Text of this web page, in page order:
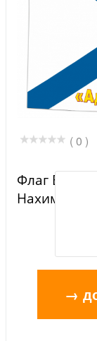
( 0 )
Флаг ВМФ
Нахимов»
→